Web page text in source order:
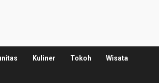
Kuliner Tokoh Wisata